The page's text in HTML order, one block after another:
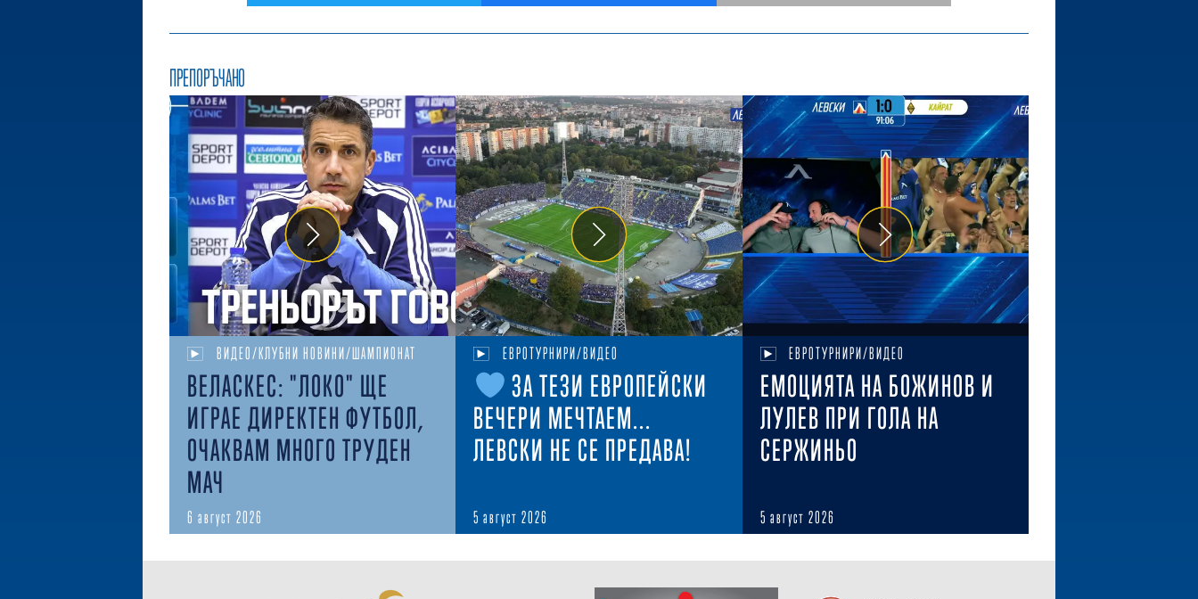
ПРЕПОРЪЧАНО
ВИДЕО/КЛУБНИ НОВИНИ/ШАМПИОНАТ
ВЕЛАСКЕС: "ЛОКО" ЩЕ
ИГРАЕ ДИРЕКТЕН ФУТБОЛ,
ОЧАКВАМ МНОГО ТРУДЕН
МАЧ
6 август 2026
ЕВРОТУРНИРИ/ВИДЕО
ЗА ТЕЗИ ЕВРОПЕЙСКИ
ВЕЧЕРИ МЕЧТАЕМ...
ЛЕВСКИ НЕ СЕ ПРЕДАВА!
5 август 2026
ЕВРОТУРНИРИ/ВИДЕО
ЕМОЦИЯТА НА БОЖИНОВ И
ЛУЛЕВ ПРИ ГОЛА НА
СЕРЖИНЬО
5 август 2026